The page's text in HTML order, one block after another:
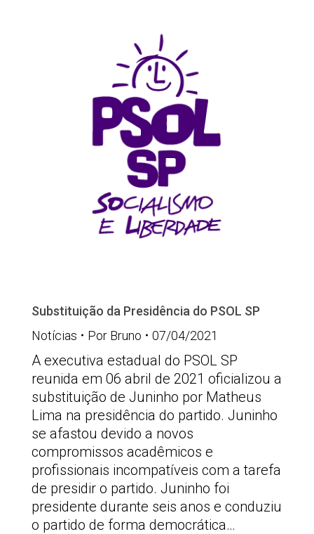
Substituição da Presidência do PSOL SP
Notícias
Por Bruno 07/04/2021
A executiva estadual do PSOL SP
reunida em 06 abril de 2021 oficializou a
substituição de Juninho por Matheus
Lima na presidência do partido. Juninho
se afastou devido a novos
compromissos acadêmicos e
profissionais incompatíveis com a tarefa
de presidir o partido. Juninho foi
presidente durante seis anos e conduziu
o partido de forma democrática…